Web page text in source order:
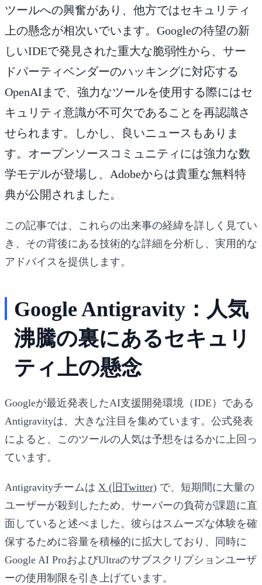
ツールへの興奮があり、他方ではセキュリティ
上の懸念が相次いでいます。Googleの待望の新
しいIDEで発見された重大な脆弱性から、サー
ドパーティベンダーのハッキングに対応する
OpenAIまで、強力なツールを使用する際にはセ
キュリティ意識が不可欠であることを再認識さ
せられます。しかし、良いニュースもありま
す。オープンソースコミュニティには強力な数
学モデルが登場し、Adobeからは貴重な無料特
典が公開されました。
この記事では、これらの出来事の経緯を詳しく見てい
き、その背後にある技術的な詳細を分析し、実用的な
アドバイスを提供します。
Google Antigravity：人気
沸騰の裏にあるセキュリ
ティ上の懸念
Googleが最近発表したAI支援開発環境（IDE）である
Antigravityは、大きな注目を集めています。公式発表
によると、このツールの人気は予想をはるかに上回っ
ています。
Antigravityチームは X (旧Twitter) で、短期間に大量の
ユーザーが殺到したため、サーバーの負荷が課題に直
面していると述べました。彼らはスムーズな体験を確
保するために容量を積極的に拡大しており、同時に
Google AI ProおよびUltraのサブスクリプションユーザ
ーの使用制限を引き上げています。